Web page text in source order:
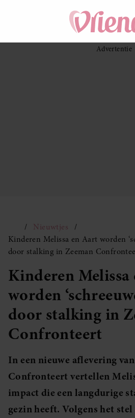
Nieuwtjes
Kinderen Melissa en Aart worden
door stalking in Zeeman
Kinderen
worden
door stalking in
Confronteert
In een nieuwe aflevering
Confronteert vertellen
impact die een langdurige
gezin heeft. Volgens het